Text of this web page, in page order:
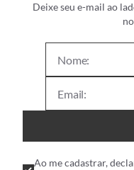
Deixe seu e-mail ao
Ao me cadastrar,